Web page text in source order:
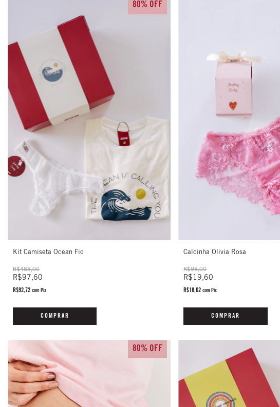
Kit Camiseta Ocean Fio
R$488,00
R$97,60
80% OFF
R$92,72 com Pix
COMPRAR
Calcinha Olivia Rosa
R$98,00
R$19,60
R$18,62com Pix
COMPRAR
80% OFF